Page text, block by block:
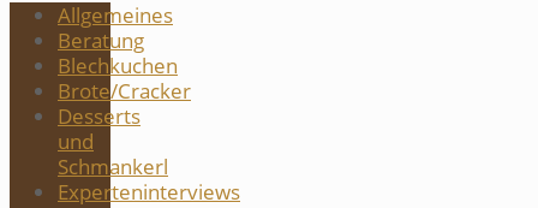
Allgemeines
Beratung
Blechkuchen
Brote/Cracker
Desserts
und
Schmankerl
Experteninterviews